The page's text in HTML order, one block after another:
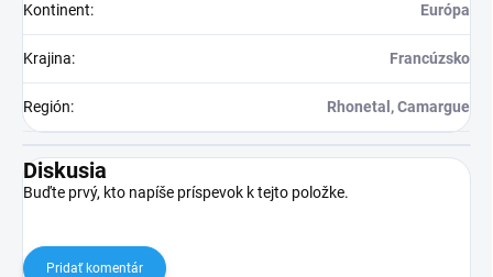
Kontinent: Európa
Krajina: Francúzsko
Región: Rhonetal, Camargue
Diskusia
Buďte prvý, kto napíše príspevok k tejto položke.
Pridať komentár